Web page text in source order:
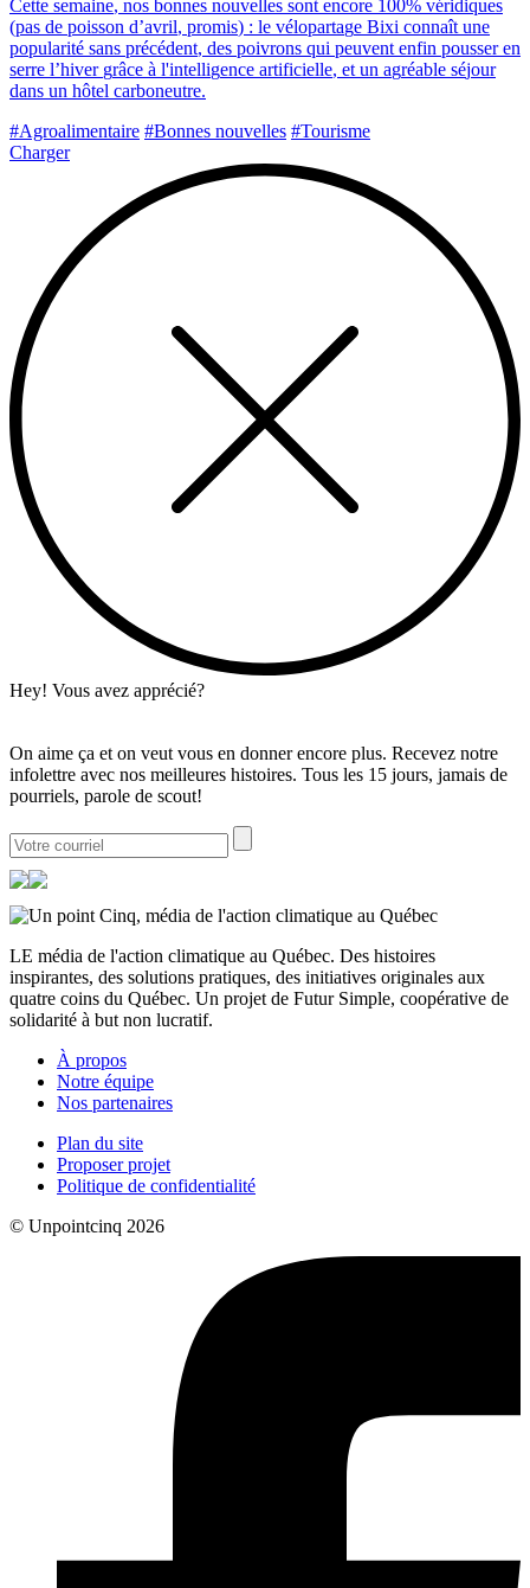
Cette semaine, nos bonnes nouve es sont encore 1 00% véridiques
(pas de poisson d’avril, promis) : le vélopartage Bixi connaît une
popularité sans précédent, des poivrons qui peuvent enfin pousser en
serre l’hiver grâce à l'intelligence artificielle, et un agréable séjour
dans un hôtel carboneutre.
#Agroalimentaire #Bonnes nouvelles #Tourisme
Charger
Hey! Vous avez apprécié?
On aime ça et on veut vous en donner encore plus. Recevez notre
infolettre avec nos meilleures histoires. Tous les 15 jours, jamais de
pourriels, parole de scout!
LE média de l'action climatique au Québec. Des histoires
inspirantes, des solutions pratiques, des initiatives originales aux
quatre coins du Québec. Un projet de Futur Simple, coopérative de
solidarité à but non lucratif.
À propos
Notre équipe
Nos partenaires
Plan du site
Proposer projet
Politique de confidentialité
© Unpointcinq 2026